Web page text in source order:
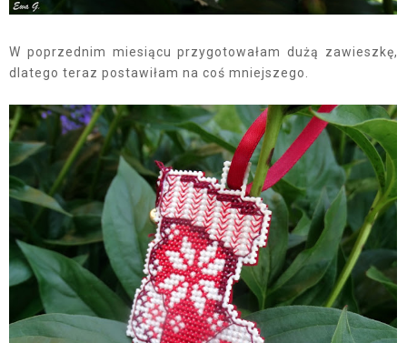
W poprzednim miesiącu przygotowałam dużą zawieszkę,
dlatego teraz postawiłam na coś mniejszego.